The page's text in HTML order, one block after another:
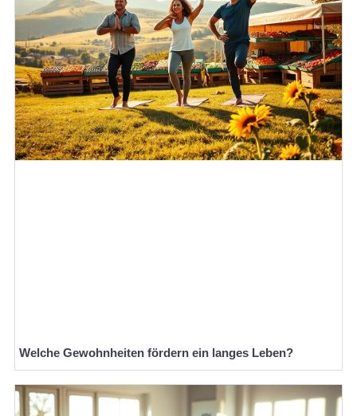
Welche Gewohnheiten fördern ein langes Leben?